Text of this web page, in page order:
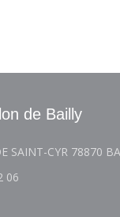
de Bailly
SAINT-CYR 78870
06